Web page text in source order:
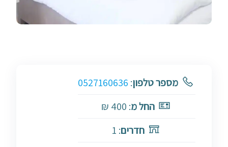
מספר טלפון:
0527160636
החל מ: 400 ₪
חדרים: 1